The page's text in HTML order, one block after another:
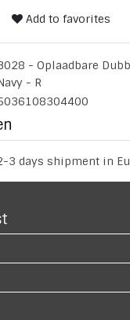
Add to favorites
- Oplaadbare
- R
3 days shipment in